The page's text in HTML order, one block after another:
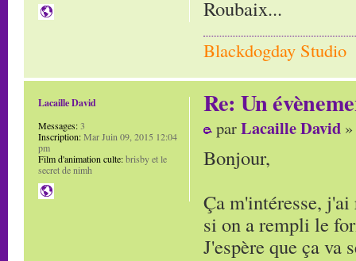
Roubaix...
Blackdogday Studio
Re: Un
parLacaille David
Bonjour,
Ça m'intéresse,
si on a rempli le
J'espère que ça va
Lacaille David
Messages:3
Inscription:Mar Juin 09, 2015 12:04
pm
Film d'animation culte:brisby et le
secret de nimh